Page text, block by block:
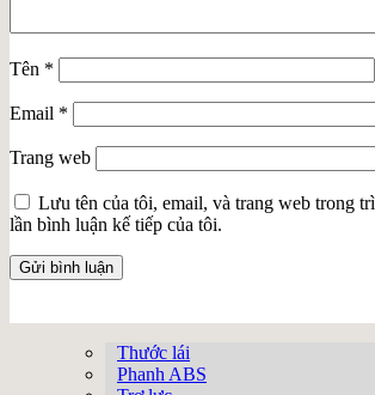
Tên *
Email *
Trang web
Lưu tên của tôi, email, và trang web trong
lần bình luận kế tiếp của tôi.
Thước lái
Phanh ABS